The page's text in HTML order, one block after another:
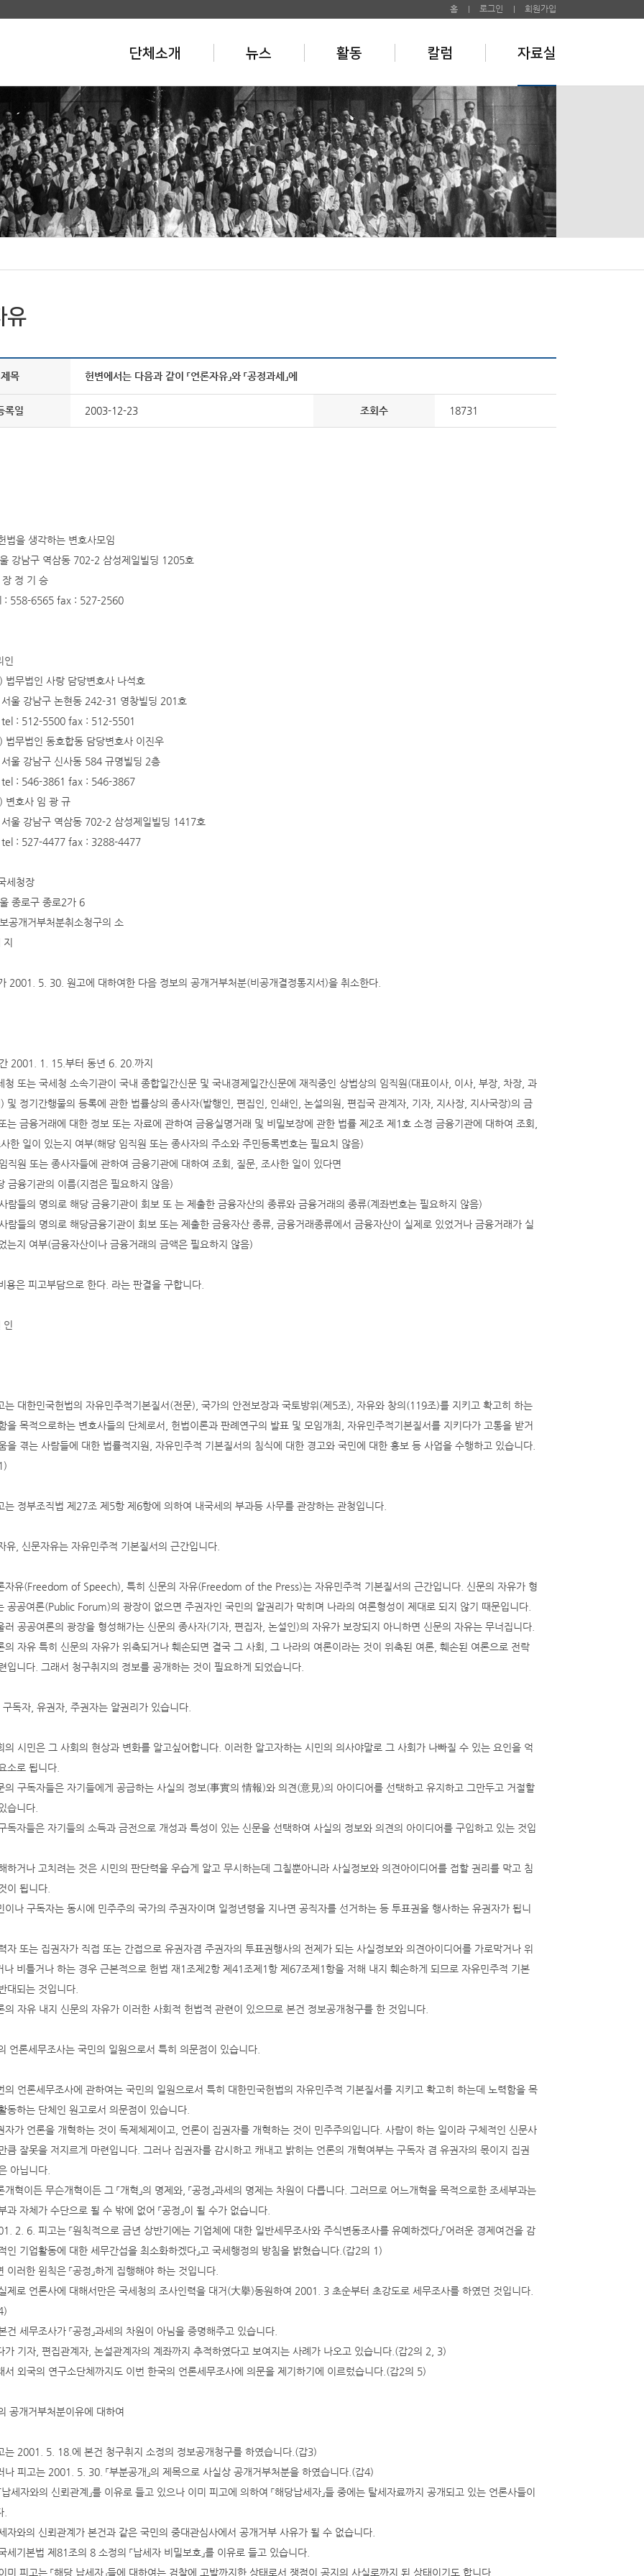
홈 로그인 회원가입
단체소개 뉴스 활동 칼럼 자료실
유
제목 헌변에서는 다음과 같이 「언론자유」와 「공정과세」에
록일 2003-12-23 조회수 18731
을 생각하는 변호사모임
남구 역삼동 702-2 삼성제일빌딩 1205호
정 기 승
6565 fax : 527-2560
법인 사랑 담당변호사 나석호
남구 논현동 242-31 영창빌딩 201호
5500 fax : 512-5501
법인 동호합동 담당변호사 이진우
남구 신사동 584 규명빌딩 2층
3861 fax : 546-3867
사 임 광 규
남구 역삼동 702-2 삼성제일빌딩 1417호
4477 fax : 3288-4477
세청장
로구 종로2가 6
개거부처분취소청구의 소
2001. 5. 30. 원고에 대하여한 다음 정보의 공개거부처분(비공개결정통지서)을 취소한다.
2001. 1. 15.부터 동년 6. 20.까지
청 또는 국세청 소속기관이 국내 종합일간신문 및 국내경제일간신문에 재직중인 상법상의 임직원(대표이사, 이사, 부장, 차장, 과
및 정기간행물의 등록에 관한 법률상의 종사자(발행인, 편집인, 인쇄인, 논설의원, 편집국 관계자, 기자, 지사장, 지사국장)의 금
는 금융거래에 대한 정보 또는 자료에 관하여 금융실명거래 및 비밀보장에 관한 법률 제2조 제1호 소정 금융기관에 대하여 조회,
한 일이 있는지 여부(해당 임직원 또는 종사자의 주소와 주민등록번호는 필요치 않음)
직원 또는 종사자들에 관하여 금융기관에 대하여 조회, 질문, 조사한 일이 있다면
금융기관의 이름(지점은 필요하지 않음)
람들의 명의로 해당 금융기관이 회보 또 는 제출한 금융자산의 종류와 금융거래의 종류(계좌번호는 필요하지 않음)
람들의 명의로 해당금융기관이 회보 또는 제출한 금융자산 종류, 금융거래종류에서 금융자산이 실제로 있었거나 금융거래가 실
는지 여부(금융자산이나 금융거래의 금액은 필요하지 않음)
용은 피고부담으로 한다. 라는 판결을 구합니다.
는 대한민국헌법의 자유민주적기본질서(전문), 국가의 안전보장과 국토방위(제5조), 자유와 창의(119조)를 지키고 확고히 하는
을 목적으로하는 변호사들의 단체로서, 헌법이론과 판례연구의 발표 및 모임개최, 자유민주적기본질서를 지키다가 고통을 받거
을 겪는 사람들에 대한 법률적지원, 자유민주적 기본질서의 침식에 대한 경고와 국민에 대한 홍보 등 사업을 수행하고 있습니다.
는 정부조직법 제27조 제5항 제6항에 의하여 내국세의 부과등 사무를 관장하는 관청입니다.
유, 신문자유는 자유민주적 기본질서의 근간입니다.
자유(Freedom of Speech), 특히 신문의 자유(Freedom of the Press)는 자유민주적 기본질서의 근간입니다. 신문의 자유가 형
공공여론(Public Forum)의 광장이 없으면 주권자인 국민의 알권리가 막히며 나라의 여론형성이 제대로 되지 않기 때문입니다.
러 공공여론의 광장을 형성해가는 신문의 종사자(기자, 편집자, 논설인)의 자유가 보장되지 아니하면 신문의 자유는 무너집니다.
의 자유 특히 신문의 자유가 위축되거나 훼손되면 결국 그 사회, 그 나라의 여론이라는 것이 위축된 여론, 훼손된 여론으로 전락
입니다. 그래서 청구취지의 정보를 공개하는 것이 필요하게 되었습니다.
독자, 유권자, 주권자는 알권리가 있습니다.
의 시민은 그 사회의 현상과 변화를 알고싶어합니다. 이러한 알고자하는 시민의 의사야말로 그 사회가 나빠질 수 있는 요인을 억
소로 됩니다.
의 구독자들은 자기들에게 공급하는 사실의 정보(事實의 情報)와 의견(意見)의 아이디어를 선택하고 유지하고 그만두고 거절할
습니다.
독자들은 자기들의 소득과 금전으로 개성과 특성이 있는 신문을 선택하여 사실의 정보와 의견의 아이디어를 구입하고 있는 것입
하거나 고치려는 것은 시민의 판단력을 우습게 알고 무시하는데 그칠뿐아니라 사실정보와 의견아이디어를 접할 권리를 막고 침
이 됩니다.
이나 구독자는 동시에 민주주의 국가의 주권자이며 일정년령을 지나면 공직자를 선거하는 등 투표권을 행사하는 유권자가 됩니
자 또는 집권자가 직접 또는 간접으로 유권자겸 주권자의 투표권행사의 전제가 되는 사실정보와 의견아이디어를 가로막거나 위
나 비틀거나 하는 경우 근본적으로 헌법 재1조제2항 제41조제1항 제67조제1항을 저해 내지 훼손하게 되므로 자유민주적 기본
대되는 것입니다.
의 자유 내지 신문의 자유가 이러한 사회적 헌법적 관련이 있으므로 본건 정보공개청구를 한 것입니다.
언론세무조사는 국민의 일원으로서 특히 의문점이 있습니다.
의 언론세무조사에 관하여는 국민의 일원으로서 특히 대한민국헌법의 자유민주적 기본질서를 지키고 확고히 하는데 노력함을 목
동하는 단체인 원고로서 의문점이 있습니다.
자가 언론을 개혁하는 것이 독제체제이고, 언론이 집권자를 개혁하는 것이 민주주의입니다. 사람이 하는 일이라 구체적인 신문사
큼 잘못을 저지르게 마련입니다. 그러나 집권자를 감시하고 캐내고 밝히는 언론의 개혁여부는 구독자 겸 유권자의 몫이지 집권
아닙니다.
개혁이든 무슨개혁이든 그 「개혁」의 명제와, 「공정」과세의 명제는 차원이 다릅니다. 그러므로 어느개혁을 목적으로한 조세부과는
과 자체가 수단으로 될 수 밖에 없어 「공정」이 될 수가 없습니다.
2. 6. 피고는 「원칙적으로 금년 상반기에는 기업체에 대한 일반세무조사와 주식변동조사를 유예하겠다」「어려운 경제여건을 감
인 기업활동에 대한 세무간섭을 최소화하겠다」고 국세행정의 방침을 밝혔습니다.(갑2의 1)
이러한 윈칙은 「공정」하게 집행해야 하는 것입니다.
제로 언론사에 대해서만은 국세청의 조사인력을 대거(大擧)동원하여 2001. 3 초순부터 초강도로 세무조사를 하였던 것입니다.
건 세무조사가 「공정」과세의 차원이 아님을 증명해주고 있습니다.
가 기자, 편집관계자, 논설관계자의 계좌까지 추적하였다고 보여지는 사례가 나오고 있습니다.(갑2의 2, 3)
서 외국의 연구소단체까지도 이번 한국의 언론세무조사에 의문을 제기하기에 이르렀습니다.(갑2의 5)
공개거부처분이유에 대하여
는 2001. 5. 18.에 본건 청구취지 소정의 정보공개청구를 하였습니다.(갑3)
나 피고는 2001. 5. 30. 「부분공개」의 제목으로 사실상 공개거부처분을 하였습니다.(갑4)
납세자와의 신뢰관계」를 이유로 들고 있으나 이미 피고에 의하여 「해당납세자」들 중에는 탈세자료까지 공개되고 있는 언론사들이
.
자와의 신뢰관계가 본건과 같은 국민의 중대관심사에서 공개거부 사유가 될 수 없습니다.
세기본법 제81조의 8 소정의 「납세자 비밀보호」를 이유로 들고 있습니다.
미 피고는 「해당 납세자」들에 대하여는 검찰에 고발까지한 상태로서 쟁점이 공지의 사실로까지 된 상태이기도 합니다.